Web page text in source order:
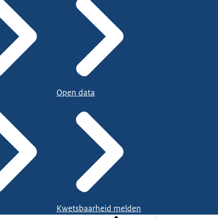
Open data
Kwetsbaarheid melden